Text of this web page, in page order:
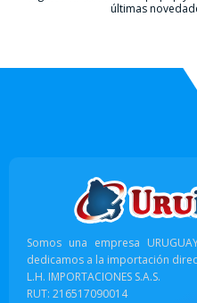
últimas
Somos una empresa
dedicamos a la importación
L.H. IMPORTACIONES S.A.S.
RUT: 216517090014